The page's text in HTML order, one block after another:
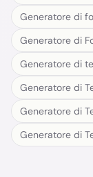
Generatore di
Generatore di
Generatore di
Generatore di
Generatore di
Generatore di